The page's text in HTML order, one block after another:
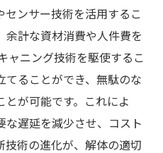
センサー技術を活用するこ
余計な資材消費や人件費を
ャニング技術を駆使するこ
てることができ、無駄のな
とが可能です。これによ
な遅延を減少させ、コスト
技術の進化が、解体の適切